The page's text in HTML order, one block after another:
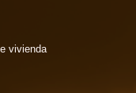
vivienda